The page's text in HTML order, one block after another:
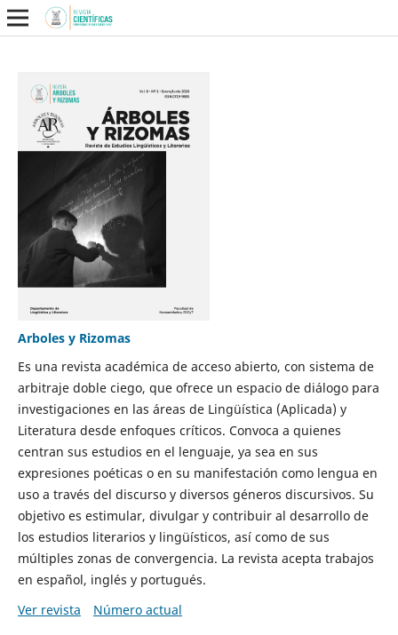
Arboles y Rizomas
Es una revista académica de acceso abierto, con sistema de
arbitraje doble ciego, que ofrece un espacio de diálogo para
investigaciones en las áreas de Lingüística (Aplicada) y
Literatura desde enfoques críticos. Convoca a quienes
centran sus estudios en el lenguaje, ya sea en sus
expresiones poéticas o en su manifestación como lengua en
uso a través del discurso y diversos géneros discursivos. Su
objetivo es estimular, divulgar y contribuir al desarrollo de
los estudios literarios y lingüísticos, así como de sus
múltiples zonas de convergencia. La revista acepta trabajos
en español, inglés y portugués.
Ver revista
Número actual